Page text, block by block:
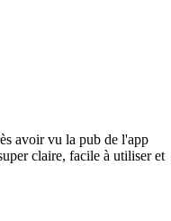
avoir vu la pub de l'app
claire, facile à utiliser et